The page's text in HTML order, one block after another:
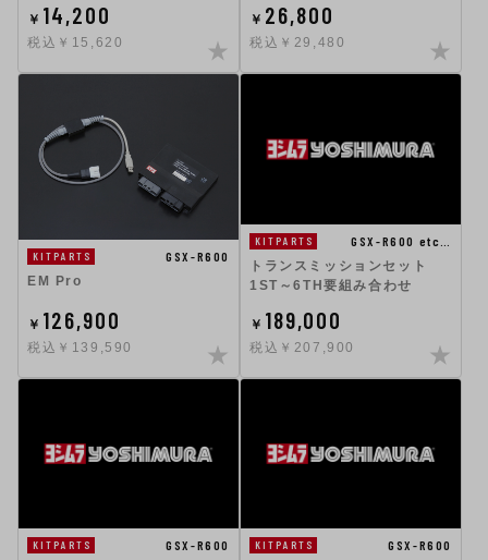
￥ 14,200
税込￥15,620
￥ 26,800
税込￥29,480
KITPARTS
GSX-R600
EM Pro
￥ 126,900
税込￥139,590
KITPARTS
GSX-R600 etc…
トランスミッションセット
1ST～6TH要組み合わせ
￥ 189,000
税込￥207,900
KITPARTS
GSX-R600
KITPARTS
GSX-R600